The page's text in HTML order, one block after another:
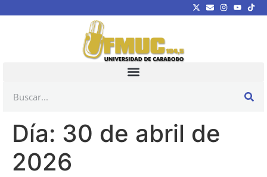
Día: 30 de abril de
2026